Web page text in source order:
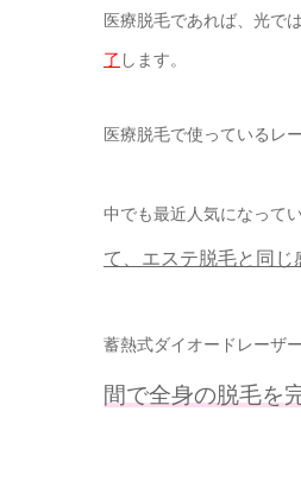
医療脱毛であれば、光で
了 します。
医療脱毛で使っているレ
中でも最近人気になって
て、エステ脱毛と同
蓄熱式ダイオードレーザ
間で全身の脱毛を